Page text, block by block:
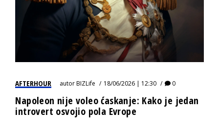
AFTERHOUR autorBIZLife 18/06/2026 | 12:30 0
Napoleon nije voleo ćaskanje: Kako je jedan
introvert osvojio pola Evrope